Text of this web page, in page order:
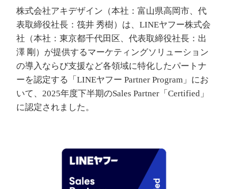
株式会社アキデザイン（本社：富山県高岡市、代
表取締役社長：筏井 秀樹）は、LINEヤフー株式会
社（本社：東京都千代田区、代表取締役社長：出
澤 剛）が提供するマーケティングソリューション
の導入ならび支援など各領域に特化したパートナ
ーを認定する「LINEヤフー Partner Program」にお
いて、2025年度下半期のSales Partner「Certified」
に認定されました。